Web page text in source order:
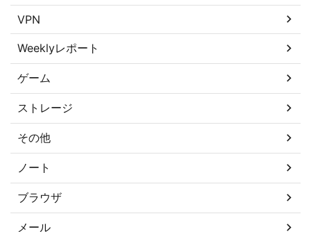
VPN
Weeklyレポート
ゲーム
ストレージ
その他
ノート
ブラウザ
メール